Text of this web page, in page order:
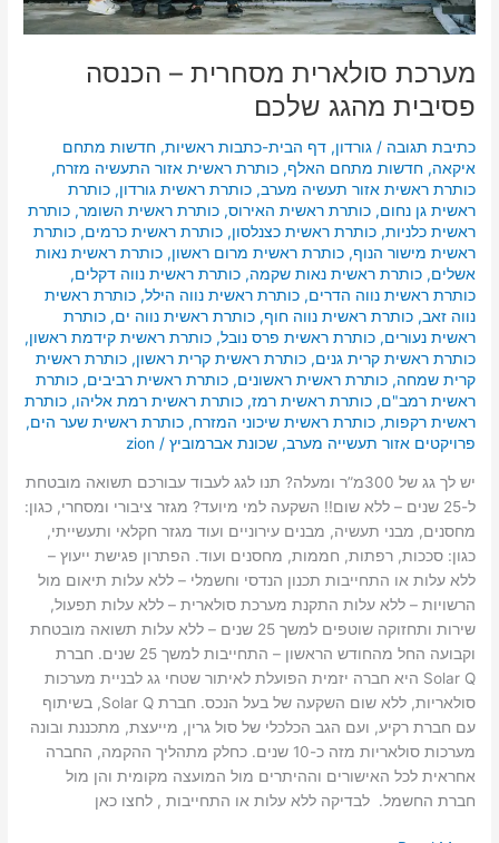
מערכת סולארית מסחרית – הכנסה
פסיבית מהגג שלכם
כתיבת תגובה /גורדון,דף הבית-כתבות ראשיות,חדשות מתחם
איקאה,חדשות מתחם האלף,כותרת ראשית אזור התעשיה מזרח,
כותרת ראשית אזור תעשיה מערב,כותרת ראשית גורדון,כותרת
ראשית גן נחום,כותרת ראשית האירוס,כותרת ראשית השומר,כותרת
ראשית כלניות,כותרת ראשית כצנלסון,כותרת ראשית כרמים,כותרת
ראשית מישור הנוף,כותרת ראשית מרום ראשון,כותרת ראשית נאות
אשלים,כותרת ראשית נאות שקמה,כותרת ראשית נווה דקלים,
כותרת ראשית נווה הדרים,כותרת ראשית נווה הילל,כותרת ראשית
נווה זאב,כותרת ראשית נווה חוף,כותרת ראשית נווה ים,כותרת
ראשית נעורים,כותרת ראשית פרס נובל,כותרת ראשית קידמת ראשון,
כותרת ראשית קרית גנים,כותרת ראשית קרית ראשון,כותרת ראשית
קרית שמחה,כותרת ראשית ראשונים,כותרת ראשית רביבים,כותרת
ראשית רמב"ם,כותרת ראשית רמז,כותרת ראשית רמת אליהו,כותרת
ראשית רקפות,כותרת ראשית שיכוני המזרח,כותרת ראשית שער הים,
פרויקטים אזור תעשייה מערב,שכונת אברמוביץ /
zion
יש לך גג של 300מ”ר ומעלה? תנו לגג לעבוד עבורכם תשואה מובטחת
ל-25 שנים – ללא שום!! השקעה למי מיועד? מגזר ציבורי ומסחרי, כגון:
מחסנים, מבני תעשיה, מבנים עירוניים ועוד מגזר חקלאי ותעשייתי,
כגון: סככות, רפתות, חממות, מחסנים ועוד. הפתרון פגישת ייעוץ –
ללא עלות או התחייבות תכנון הנדסי וחשמלי – ללא עלות תיאום מול
הרשויות – ללא עלות התקנת מערכת סולארית – ללא עלות תפעול,
שירות ותחזוקה שוטפים למשך 25 שנים – ללא עלות תשואה מובטחת
וקבועה החל מהחודש הראשון – התחייבות למשך 25 שנים. חברת
Solar Q היא חברה יזמית הפועלת לאיתור שטחי גג לבניית מערכות
סולאריות, ללא שום השקעה של בעל הנכס. חברת Solar Q, בשיתוף
עם חברת רקיע, ועם הגב הכלכלי של סול גרין, מייעצת, מתכננת ובונה
מערכות סולאריות מזה כ-10 שנים. כחלק מתהליך ההקמה, החברה
אחראית לכל האישורים וההיתרים מול המועצה מקומית והן מול
חברת החשמל. לבדיקה ללא עלות או התחייבות , לחצו כאן